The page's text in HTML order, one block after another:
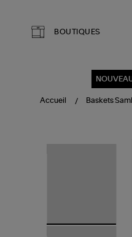
BOUTIQUES
Accueil Baskets